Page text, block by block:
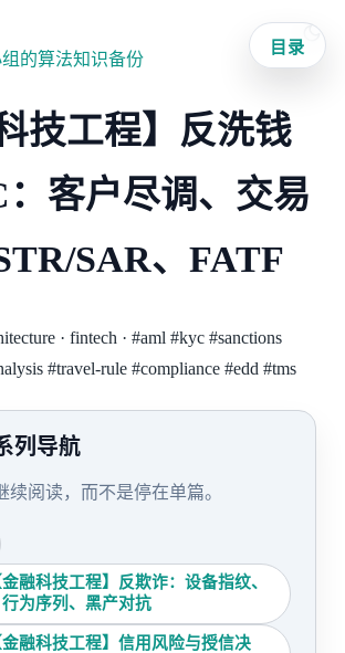
的算法知识备份
技工程】反洗钱
客户尽调、交易
SAR、FATF
· fintech · #aml #kyc #sanctions
#travel-rule #compliance #edd #tms
列导航
续阅读，而不是停在单篇。
融科技工程】反欺诈：设备指纹、
为序列、黑产对抗
融科技工程】信用风险与授信决
目录